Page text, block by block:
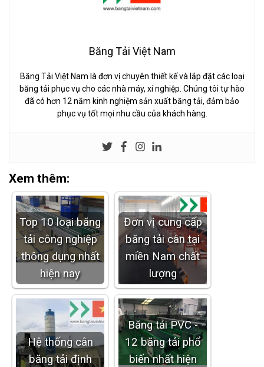
Băng Tải Việt Nam
Băng Tải Việt Nam là đơn vị chuyên thiết kế và lắp đặt các loại
băng tải phục vụ cho các nhà máy, xí nghiệp. Chúng tôi tự hào
đã có hơn 12 năm kinh nghiệm sản xuất băng tải, đảm bảo
phục vụ tốt mọi nhu cầu của khách hàng.
Xem thêm:
Top 10 loại băng
tải công nghiệp
thông dụng nhất
hiện nay
Đơn vị cung cấp
băng tải cân tại
miền Nam chất
lượng
Hệ thống cân
băng tải định
Băng tải PVC -
12 băng tải phổ
biến nhất hiện